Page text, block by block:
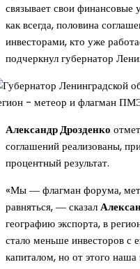
связывает свои финансовые
как всегда, половина
инвесторами, кто уже
подчеркнул губернатор
Александр Дрозденко
соглашений реализованы,
процентный результат.
«Мы ― флагман форума,
равняться, ― сказал
географию экспорта, в
стало меньше инвесторов с
капиталом, но от этого